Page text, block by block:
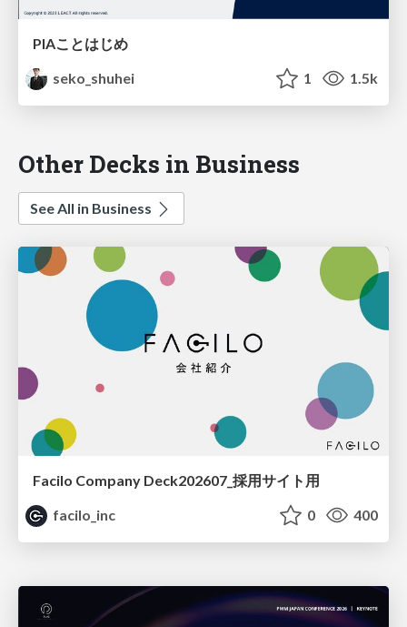
PIAことはじめ
seko_shuhei
1 1.5k
Other Decks in Business
See All in Business
Facilo Company Deck202607_採用サイト用
facilo_inc
0 400